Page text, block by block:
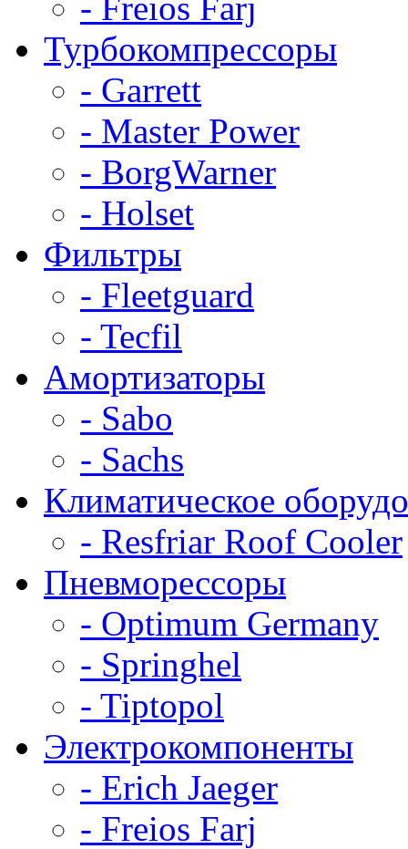
Турбокомпрессоры
- Garrett
- Master Power
- BorgWarner
- Holset
Фильтры
- Fleetguard
- Tecfil
Амортизаторы
- Sabo
- Sachs
Климатическое
- Resfriar Roof Cooler
Пневморессоры
- Optimum Germany
- Springhel
- Tiptopol
Электрокомпоненты
- Erich Jaeger
- Freios Farj